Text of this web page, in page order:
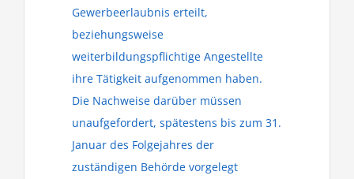
Gewerbeerlaubnis erteilt,
beziehungsweise
weiterbildungspflichtige Angestellte
ihre Tätigkeit aufgenommen haben.
Die Nachweise darüber müssen
unaufgefordert, spätestens bis zum 31.
Januar des Folgejahres der
zuständigen Behörde vorgelegt